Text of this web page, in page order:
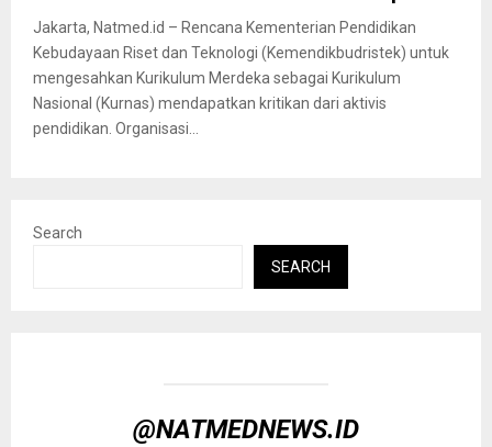
Jakarta, Natmed.id – Rencana Kementerian Pendidikan
Kebudayaan Riset dan Teknologi (Kemendikbudristek) untuk
mengesahkan Kurikulum Merdeka sebagai Kurikulum
Nasional (Kurnas) mendapatkan kritikan dari aktivis
pendidikan. Organisasi...
Search
SEARCH
@NATMEDNEWS.ID